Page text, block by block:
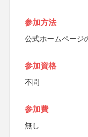
参加方法
公式ホームページ
参加資格
不問
参加費
無し